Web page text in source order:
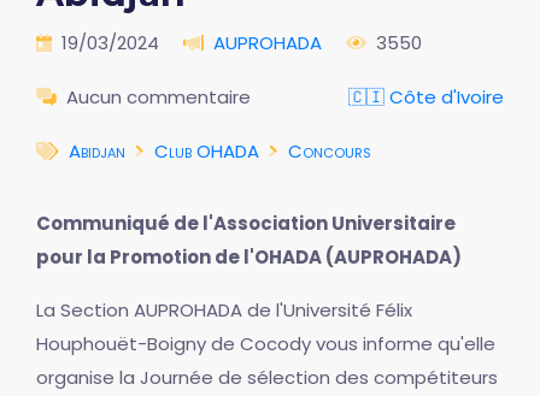
19/03/2024 AUPROHADA 3550
Aucun commentaire 🇨🇮 Côte d'Ivoire
Abidjan Club OHADA Concours
Communiqué de l'Association Universitaire
pour la Promotion de l'OHADA (AUPROHADA)
La Section AUPROHADA de l'Université Félix
Houphouët-Boigny de Cocody vous informe qu'elle
organise la Journée de sélection des compétiteurs